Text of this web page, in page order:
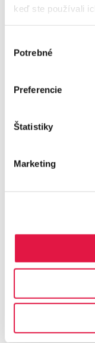
keď ste používali
súhlasu
Potrebné
Preferencie
Štatistiky
Marketing
Posodobljeno
Pogosta
Priročnik
Kako
Razveljavitev
Uvodne